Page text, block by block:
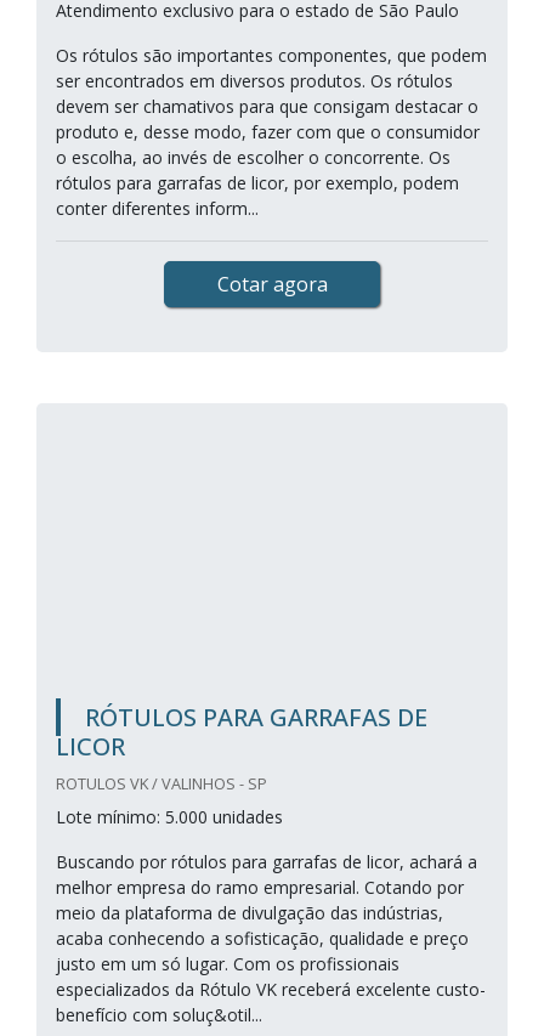
Atendimento exclusivo para o estado de São Paulo
Os rótulos são importantes componentes, que podem
ser encontrados em diversos produtos. Os rótulos
devem ser chamativos para que consigam destacar o
produto e, desse modo, fazer com que o consumidor
o escolha, ao invés de escolher o concorrente. Os
rótulos para garrafas de licor, por exemplo, podem
conter diferentes inform...
Cotar agora
RÓTULOS PARA GARRAFAS DE
LICOR
ROTULOS VK / VALINHOS - SP
Lote mínimo: 5.000 unidades
Buscando por rótulos para garrafas de licor, achará a
melhor empresa do ramo empresarial. Cotando por
meio da plataforma de divulgação das indústrias,
acaba conhecendo a sofisticação, qualidade e preço
justo em um só lugar. Com os profissionais
especializados da Rótulo VK receberá excelente custo-
benefício com soluç&otil...